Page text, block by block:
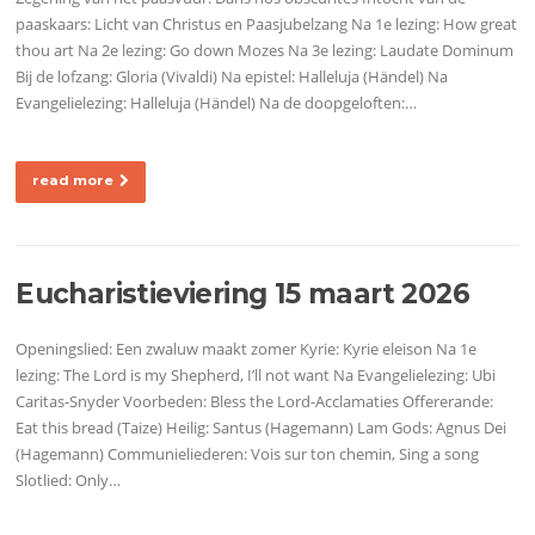
paaskaars: Licht van Christus en Paasjubelzang Na 1e lezing: How great
thou art Na 2e lezing: Go down Mozes Na 3e lezing: Laudate Dominum
Bij de lofzang: Gloria (Vivaldi) Na epistel: Halleluja (Händel) Na
Evangelielezing: Halleluja (Händel) Na de doopgeloften:…
read more
Eucharistieviering 15 maart 2026
Openingslied: Een zwaluw maakt zomer Kyrie: Kyrie eleison Na 1e
lezing: The Lord is my Shepherd, I’ll not want Na Evangelielezing: Ubi
Caritas-Snyder Voorbeden: Bless the Lord-Acclamaties Offererande:
Eat this bread (Taize) Heilig: Santus (Hagemann) Lam Gods: Agnus Dei
(Hagemann) Communieliederen: Vois sur ton chemin, Sing a song
Slotlied: Only…